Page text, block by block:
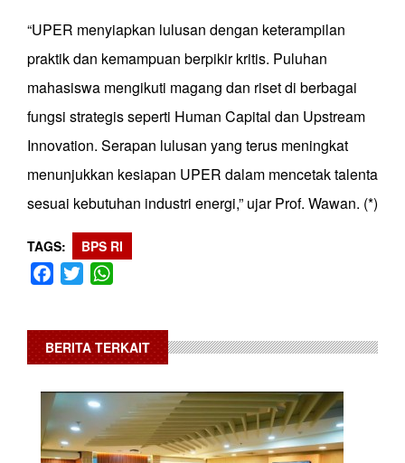
“UPER menyiapkan lulusan dengan keterampilan
praktik dan kemampuan berpikir kritis. Puluhan
mahasiswa mengikuti magang dan riset di berbagai
fungsi strategis seperti Human Capital dan Upstream
Innovation. Serapan lulusan yang terus meningkat
menunjukkan kesiapan UPER dalam mencetak talenta
sesuai kebutuhan industri energi,” ujar Prof. Wawan. (*)
TAGS BPS RI
Facebook
Twitter
BERITA TERKAIT